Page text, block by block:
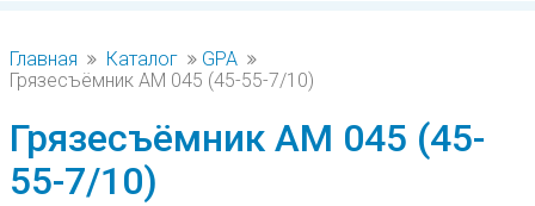
Главная Каталог
GPA
Грязесъёмник AM 045 (45-55-7/10)
Грязесъёмник AM 045 (45-
55-7/10)